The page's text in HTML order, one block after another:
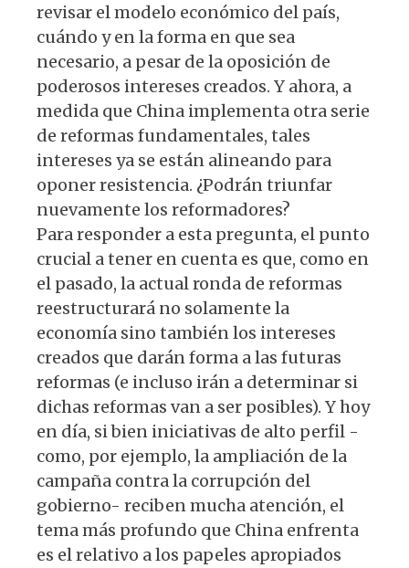
revisar el modelo económico del país,
cuándo y en la forma en que sea
necesario, a pesar de la oposición de
poderosos intereses creados. Y ahora, a
medida que China implementa otra serie
de reformas fundamentales, tales
intereses ya se están alineando para
oponer resistencia. ¿Podrán triunfar
nuevamente los reformadores?
Para responder a esta pregunta, el punto
crucial a tener en cuenta es que, como en
el pasado, la actual ronda de reformas
reestructurará no solamente la
economía sino también los intereses
creados que darán forma a las futuras
reformas (e incluso irán a determinar si
dichas reformas van a ser posibles). Y hoy
en día, si bien iniciativas de alto perfil -
como, por ejemplo, la ampliación de la
campaña contra la corrupción del
gobierno- reciben mucha atención, el
tema más profundo que China enfrenta
es el relativo a los papeles apropiados